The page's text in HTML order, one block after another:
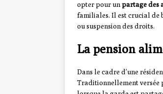
opter pour un partage des
familiales. Il est crucial de
ou suspension des droits.
La pension
Dans le cadre d’une
Traditionnellement versée